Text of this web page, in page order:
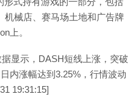
机械店、赛马场土地和广告牌
上。
显示，DASH短线上涨，突破
内涨幅达到3.25%，行情波动
19:31:15]